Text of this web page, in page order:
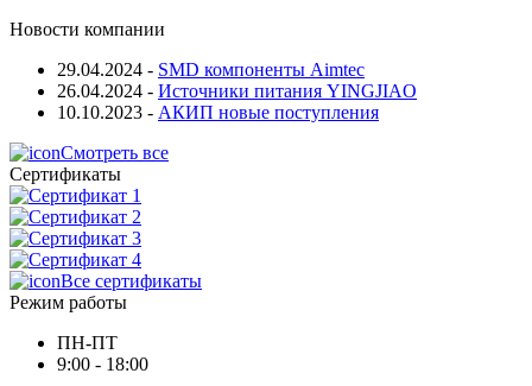
Новости компании
29.04.2024 - SMD компоненты Aimtec
26.04.2024 - Источники питания YINGJIAO
10.10.2023 - АКИП новые поступления
Смотреть все
Сертификаты
Все сертификаты
Режим работы
ПН-ПТ
9:00 - 18:00